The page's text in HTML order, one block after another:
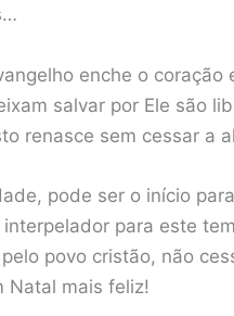
enche o
salvar por Ele são
renasce sem cessar a
pode ser o início
para este
povo cristão, não
Natal mais feliz!